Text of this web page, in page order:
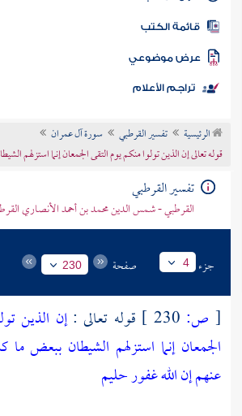
المكتبة
الكتب
موضوعي
تراجم الأعلام
الرئيسية تفسير القرطبي
سورة آل عمران
قوله تعالى إن الذين تولوا منكم يوم التقى الجمعان إنما استزلهم
تفسير القرطبي
القرطبي - شمس الدين محمد بن أحمد الأنصاري
جزء 4 صفحة 230
[ ص: قوله تعالى :إن الذين
الجمعان إنما استزلهم الشيطان ببعض ما
عنهم إن الله غفور حليم